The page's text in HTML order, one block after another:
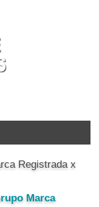
Marca